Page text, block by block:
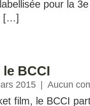
pour la
[…]
BCCI
2015 Aucun
film, le BCCI